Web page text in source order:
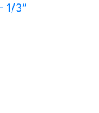
3″